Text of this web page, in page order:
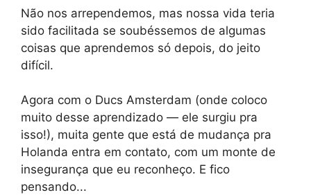
Não nos arrependemos, mas nossa vida teria
sido facilitada se soubéssemos de algumas
coisas que aprendemos só depois, do jeito
difícil.
Agora com o Ducs Amsterdam (onde coloco
muito desse aprendizado — ele surgiu pra
isso!), muita gente que está de mudança pra
Holanda entra em contato, com um monte de
insegurança que eu reconheço. E fico
pensando...